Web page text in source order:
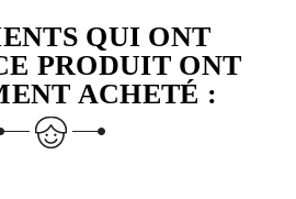
QUI ONT
PRODUIT ONT
ACHETÉ :